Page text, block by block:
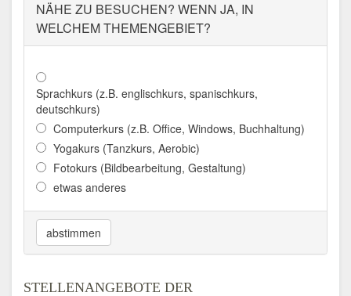
NÄHE ZU BESUCHEN? WENN JA, IN
WELCHEM THEMENGEBIET?
Sprachkurs (z.B. englischkurs, spanischkurs,
deutschkurs)
Computerkurs (z.B. Office, Windows, Buchhaltung)
Yogakurs (Tanzkurs, Aerobic)
Fotokurs (Bildbearbeitung, Gestaltung)
etwas anderes
abstimmen
STELLENANGEBOTE DER